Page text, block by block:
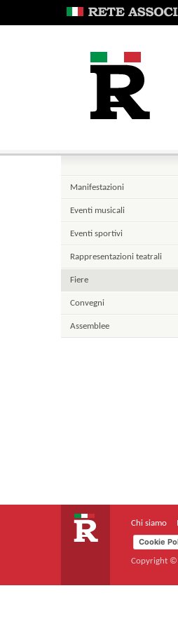
Manifestazioni
Eventi musicali
Eventi sportivi
Rappresentazioni teatrali
Fiere
Convegni
Assemblee
Chi siamo
Cookie
Copyright ©